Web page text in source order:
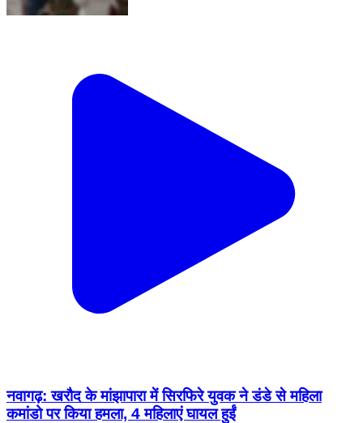
नवागढ़: खरौद के मांझापारा में सिरफिरे युवक ने डंडे से महिला
कमांडो पर किया हमला, 4 महिलाएं घायल हुईं